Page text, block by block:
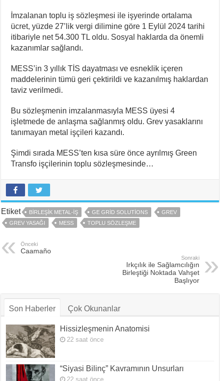
İmzalanan toplu iş sözleşmesi ile işyerinde ortalama
ücret, yüzde 27’lik vergi dilimine göre 1 Eylül 2024 tarihi
itibariyle net 54.300 TL oldu. Sosyal haklarda da önemli
kazanımlar sağlandı.
MESS’in 3 yıllık TİS dayatması ve esneklik içeren
maddelerinin tümü geri çektirildi ve kazanılmış haklardan
taviz verilmedi.
Bu sözleşmenin imzalanmasıyla MESS üyesi 4
işletmede de anlaşma sağlanmış oldu. Grev yasaklarını
tanımayan metal işçileri kazandı.
Şimdi sırada MESS’ten kısa süre önce ayrılmış Green
Transfo işçilerinin toplu sözleşmesinde…
Etiket BIRLEŞIK METAL-İŞ GE GRID SOLUTIONS
GREV
GREV YASAĞI
MESS TOPLU SÖZLEŞME
Önceki
Caamaño
Sonraki
Irkçılık ile Sağlamcılığın
Birleştiği Noktada Vahşet
Başlıyor
Son Haberler Çok Okunanlar
Hissizleşmenin Anatomisi
22 saat önce
“Siyasi Bilinç” Kavramının Unsurları
22 saat önce